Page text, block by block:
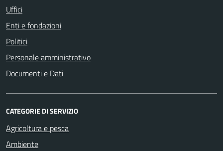
Uffici
Enti e fondazioni
Politici
Personale amministrativo
Documenti e Dati
CATEGORIE DI SERVIZIO
Agricoltura e pesca
Ambiente